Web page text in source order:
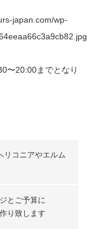
japan.com/wp-
リコニアやエルム
とご予算に
り致します